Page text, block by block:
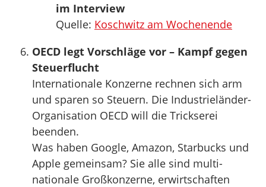
im Interview
Quelle: Koschwitz am Wochenende
OECD legt Vorschläge vor – Kampf gegen
Steuerflucht
Internationale Konzerne rechnen sich arm
und sparen so Steuern. Die Industrieländer-
Organisation OECD will die Trickserei
beenden.
Was haben Google, Amazon, Starbucks und
Apple gemeinsam? Sie alle sind multi-
nationale Großkonzerne, erwirtschaften